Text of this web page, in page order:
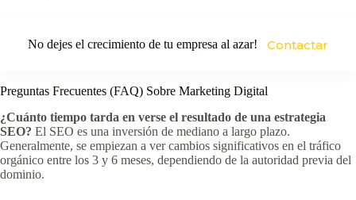
No dejes el crecimiento de tu empresa al azar! Contactar
Preguntas Frecuentes (FAQ) Sobre Marketing Digital
¿Cuánto tiempo tarda en verse el resultado de una estrategia
SEO? El SEO es una inversión de mediano a largo plazo.
Generalmente, se empiezan a ver cambios significativos en el tráfico
orgánico entre los 3 y 6 meses, dependiendo de la autoridad previa del
dominio.